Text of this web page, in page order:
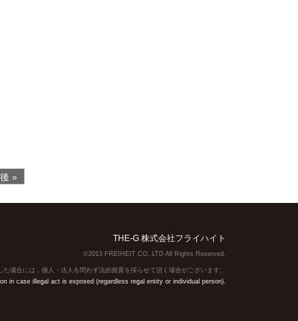
»
THE-G 株式会社フライハイト
©2013 FREIHEIT CO.,LTD All Rights Reserved.
場合には，個人・法人を問わず法的措置を採らせて頂く場合がございます。
in case illegal act is exposed (regardless regal entity or individual person).